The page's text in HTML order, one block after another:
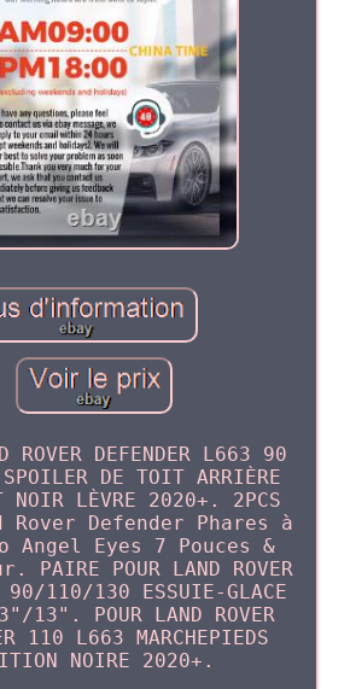
ROVER DEFENDER L663 90
DE TOIT ARRIÈRE
NOIR LÈVRE 2020+. 2PCS
Rover Defender Phares à
Angel Eyes 7 Pouces &
PAIRE POUR LAND ROVER
90/110/130 ESSUIE-GLACE
13". POUR LAND ROVER
110 L663 MARCHEPIEDS
NOIRE 2020+.